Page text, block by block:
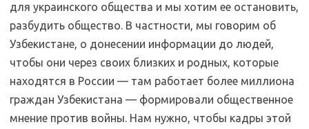
для украинского общества и мы хотим ее остановить,
разбудить общество. В частности, мы говорим об
Узбекистане, о донесении информации до людей,
чтобы они через своих близких и родных, которые
находятся в России — там работает более миллиона
граждан Узбекистана — формировали общественное
мнение против войны. Нам нужно, чтобы кадры этой